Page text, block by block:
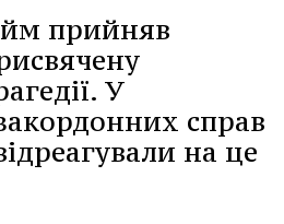
прийняв
У
справ
на це